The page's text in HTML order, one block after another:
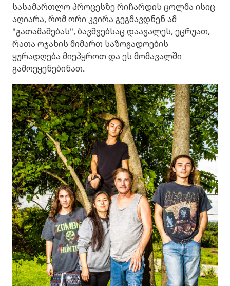
სასამართლო პროცესზე რიჩარდის ცოლმა ისიც
აღიარა, რომ ორი კვირა გეგმავდნენ ამ
"გათამაშებას", ბავშვებსაც დაავალეს, ეცრუათ,
რათა ოჯახის მიმართ საზოგადოების
ყურადღება მიეპყროთ და ეს მომავალში
გამოეყენებინათ.